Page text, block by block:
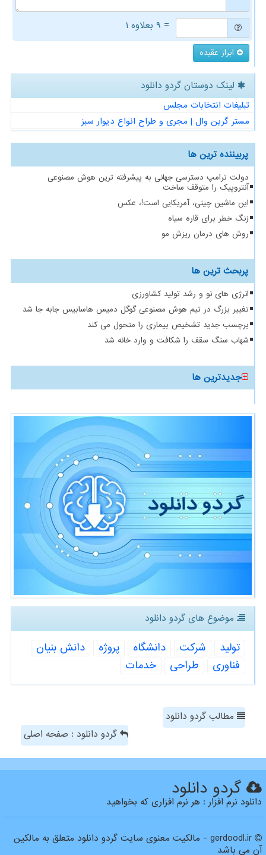
= ۹ بعلاوه ۱
ابراز عقیده
لینک دوستان گردو دانلود
تبلیغات انتخابات مجلس
مستر گرین وال | مجری و طراح انواع دیوار سبز
پربیننده ترین ها
دولت ترامپ دسترسی جهانی به پیشرفته ترین هوش مصنوعی
آنتروپیک را متوقف ساخت
این ماشین چینی، آمریکایی است!، عکس
زنگ خطر برای قاره سیاه
روش های درمان ریزش مو
پربحث ترین ها
انرژی های نو و رشد تولید کشاورزی
تغییر بزرگ در تیم هوش مصنوعی گوگل دمیس هاسابیس جابه جا شد
برچسب جدید تشخیص بیماری را متحول می کند
شهاب سنگ سقف را شکافت و وارد خانه شد
جدیدترین ها
موضوع های گردو دانلود
تولید شركت دانشگاه پروژه
دانش بنیان
فناوری
طراحی خدمات
مطالب گردو دانلود
گردو دانلود : صفحه اصلی
گردو دانلود
دانلود نرم افزار : هر نرم افزاری که بخواهید
gerdoodl.ir - مالکیت معنوی سایت گردو دانلود متعلق به مالکین
آن می باشد